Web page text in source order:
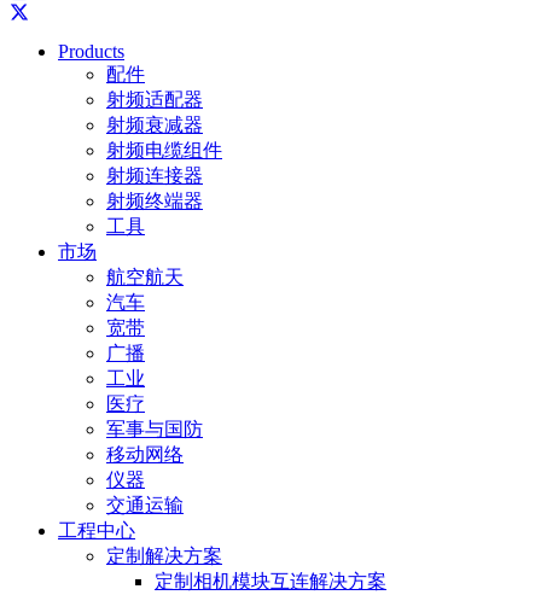
Products
配件
射频适配器
射频衰减器
射频电缆组件
射频连接器
射频终端器
工具
市场
航空航天
汽车
宽带
广播
工业
医疗
军事与国防
移动网络
仪器
交通运输
工程中心
定制解决方案
定制相机模块互连解决方案